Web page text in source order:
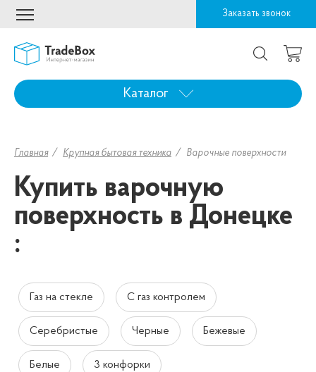
Заказать звонок
Каталог
Главная Крупная бытовая техника Варочные поверхности
Купить варочную
поверхность в Донецке
:
Газ на стекле С газ контролем
Серебристые Черные Бежевые
Белые 3 конфорки